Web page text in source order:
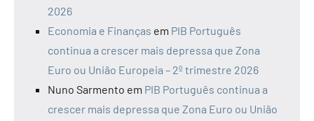
2026
Economia e Finanças em PIB Português
continua a crescer mais depressa que Zona
Euro ou União Europeia – 2º trimestre 2026
Nuno Sarmento em PIB Português continua a
crescer mais depressa que Zona Euro ou União